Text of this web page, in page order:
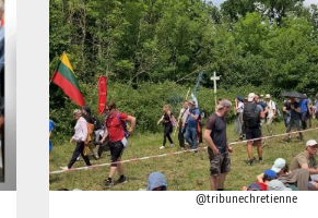
@tribunechretienne